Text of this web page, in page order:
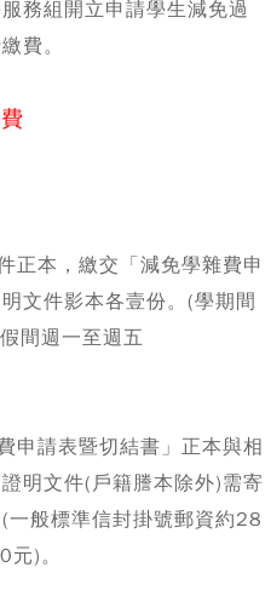
務組開立申請學生減免過
費。
正本，繳交「減免學雜費申
文件影本各壹份。(學期間
間週一至週五
申請表暨切結書」正本與相
明文件(戶籍謄本除外)需寄
一般標準信封掛號郵資約28
)。